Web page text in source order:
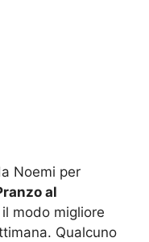
Noemi per
al
modo migliore
Qualcuno